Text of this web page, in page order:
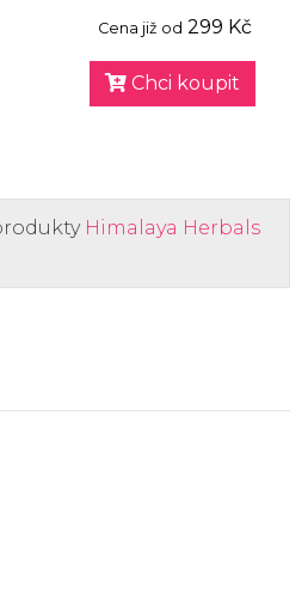
Cena již od 299 Kč
Chci koupit
Himalaya Herbals